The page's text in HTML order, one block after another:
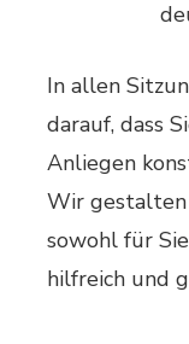
In allen
darauf, dass
Anliegen
Wir gestalten
sowohl für
hilfreich und